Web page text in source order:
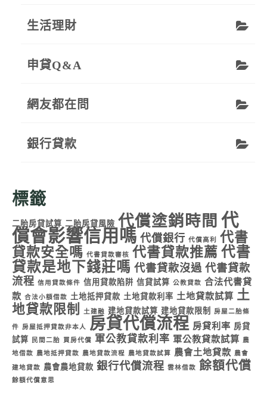
生活理財
申貸Q&A
網友都在問
銀行貸款
標籤
二胎房貸試算 二胎房貸風險 代償塗銷時間 代
償會影響信用嗎 代償銀行 代償高利
代書
貸款安全嗎 代書貸款審核 代書貸款推薦 代書
貸款是地下錢莊嗎 代書貸款沒過 代書貸款
流程 信用貸款條件 信用貸款陷阱 信貸試算 公教貸款 合法代書貸
款 合法小額借款 土地抵押貸款 土地貸款利率 土地貸款試算 土
地貸款限制
土建融 建地貸款試算 建地貸款限制 房屋二胎條
件 房屋抵押貸款非本人 房貸代償流程 房貸利率 房貸
試算
民間二胎 買房代償 軍公教貸款利率 軍公教貸款試算
農
地借款
農地抵押貸款 農地貸款流程 農地貸款試算 農會土地貸款 農會
建地貸款 農會農地貸款 銀行代償流程 雲林借款 餘額代償
餘額代償意思